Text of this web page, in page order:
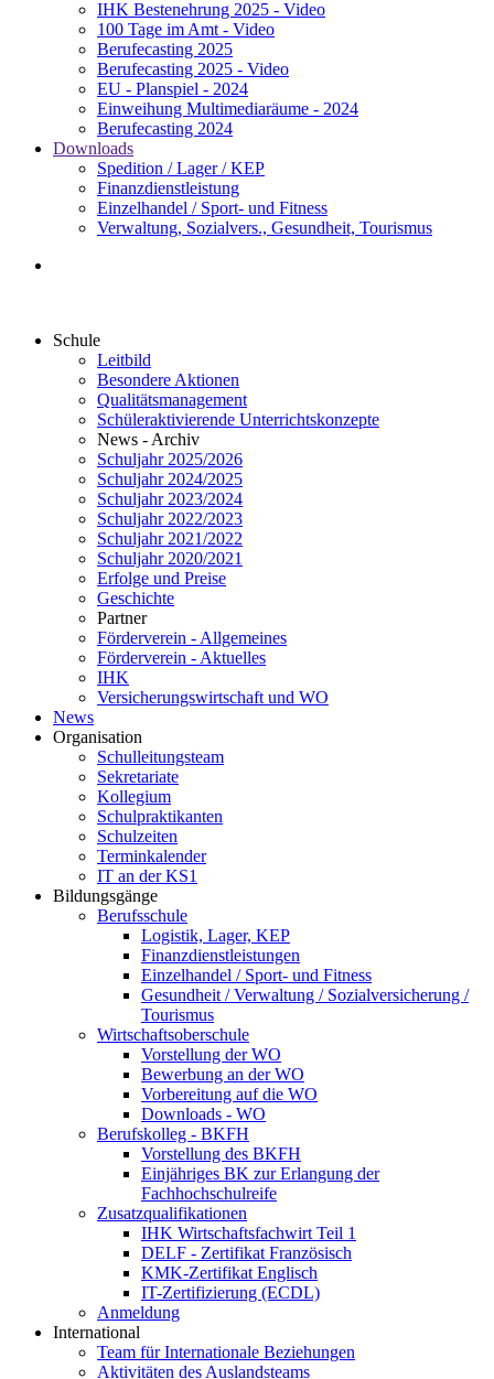
IHK Bestenehrung 2025 - Video
100 Tage im Amt - Video
Berufecasting 2025
Berufecasting 2025 - Video
EU - Planspiel - 2024
Einweihung Multimediaräume - 2024
Berufecasting 2024
Downloads
Spedition / Lager / KEP
Finanzdienstleistung
Einzelhandel / Sport- und Fitness
Verwaltung, Sozialvers., Gesundheit, Tourismus
Schule
Leitbild
Besondere Aktionen
Qualitätsmanagement
Schüleraktivierende Unterrichtskonzepte
News - Archiv
Schuljahr 2025/2026
Schuljahr 2024/2025
Schuljahr 2023/2024
Schuljahr 2022/2023
Schuljahr 2021/2022
Schuljahr 2020/2021
Erfolge und Preise
Geschichte
Partner
Förderverein - Allgemeines
Förderverein - Aktuelles
IHK
Versicherungswirtschaft und WO
News
Organisation
Schulleitungsteam
Sekretariate
Kollegium
Schulpraktikanten
Schulzeiten
Terminkalender
IT an der KS1
Bildungsgänge
Berufsschule
Logistik, Lager, KEP
Finanzdienstleistungen
Einzelhandel / Sport- und Fitness
Gesundheit / Verwaltung / Sozialversicherung /
Tourismus
Wirtschaftsoberschule
Vorstellung der WO
Bewerbung an der WO
Vorbereitung auf die WO
Downloads - WO
Berufskolleg - BKFH
Vorstellung des BKFH
Einjähriges BK zur Erlangung der
Fachhochschulreife
Zusatzqualifikationen
IHK Wirtschaftsfachwirt Teil 1
DELF - Zertifikat Französisch
KMK-Zertifikat Englisch
IT-Zertifizierung (ECDL)
Anmeldung
International
Team für Internationale Beziehungen
Aktivitäten des Auslandsteams